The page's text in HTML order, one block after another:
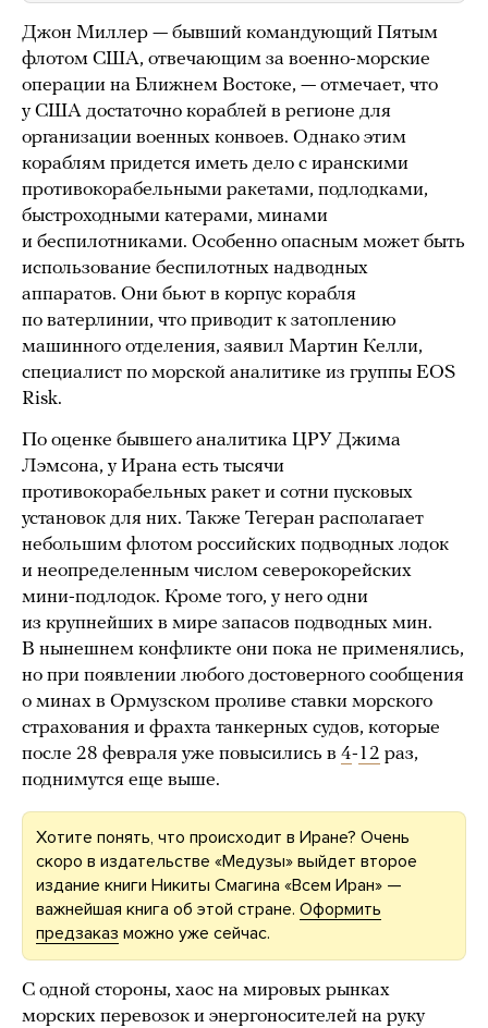
Джон Миллер — бывший командующий Пятым
флотом США, отвечающим за военно-морские
операции на Ближнем Востоке, — отмечает, что
у США достаточно кораблей в регионе для
организации военных конвоев. Однако этим
кораблям придется иметь дело с иранскими
противокорабельными ракетами, подлодками,
быстроходными катерами, минами
и беспилотниками. Особенно опасным может быть
использование беспилотных надводных
аппаратов. Они бьют в корпус корабля
по ватерлинии, что приводит к затоплению
машинного отделения, заявил Мартин Келли,
специалист по морской аналитике из группы EOS
Risk.
По оценке бывшего аналитика ЦРУ Джима
Лэмсона, у Ирана есть тысячи
противокорабельных ракет и сотни пусковых
установок для них. Также Тегеран располагает
небольшим флотом российских подводных лодок
и неопределенным числом северокорейских
мини-подлодок. Кроме того, у него одни
из крупнейших в мире запасов подводных мин.
В нынешнем конфликте они пока не применялись,
но при появлении любого достоверного сообщения
о минах в Ормузском проливе ставки морского
страхования и фрахта танкерных судов, которые
после 28 февраля уже повысились в 4- 12 раз,
поднимутся еще выше.
Хотите понять, что происходит в Иране? Очень
скоро в издательстве «Медузы» выйдет второе
издание книги Никиты Смагина «Всем Иран» —
важнейшая книга об этой стране. Оформить
предзаказ можно уже сейчас.
С одной стороны, хаос на мировых рынках
морских перевозок и энергоносителей на руку